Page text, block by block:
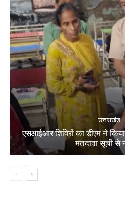
उत्तराखंड
एसआईआर शिविरों का डीएम ने किया
मतदाता सूची